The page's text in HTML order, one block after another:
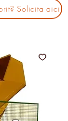
Solicita aici